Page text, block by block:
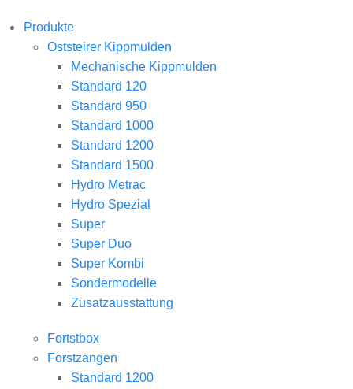
Produkte
Oststeirer Kippmulden
Mechanische Kippmulden
Standard 120
Standard 950
Standard 1000
Standard 1200
Standard 1500
Hydro Metrac
Hydro Spezial
Super
Super Duo
Super Kombi
Sondermodelle
Zusatzausstattung
Fortstbox
Forstzangen
Standard 1200